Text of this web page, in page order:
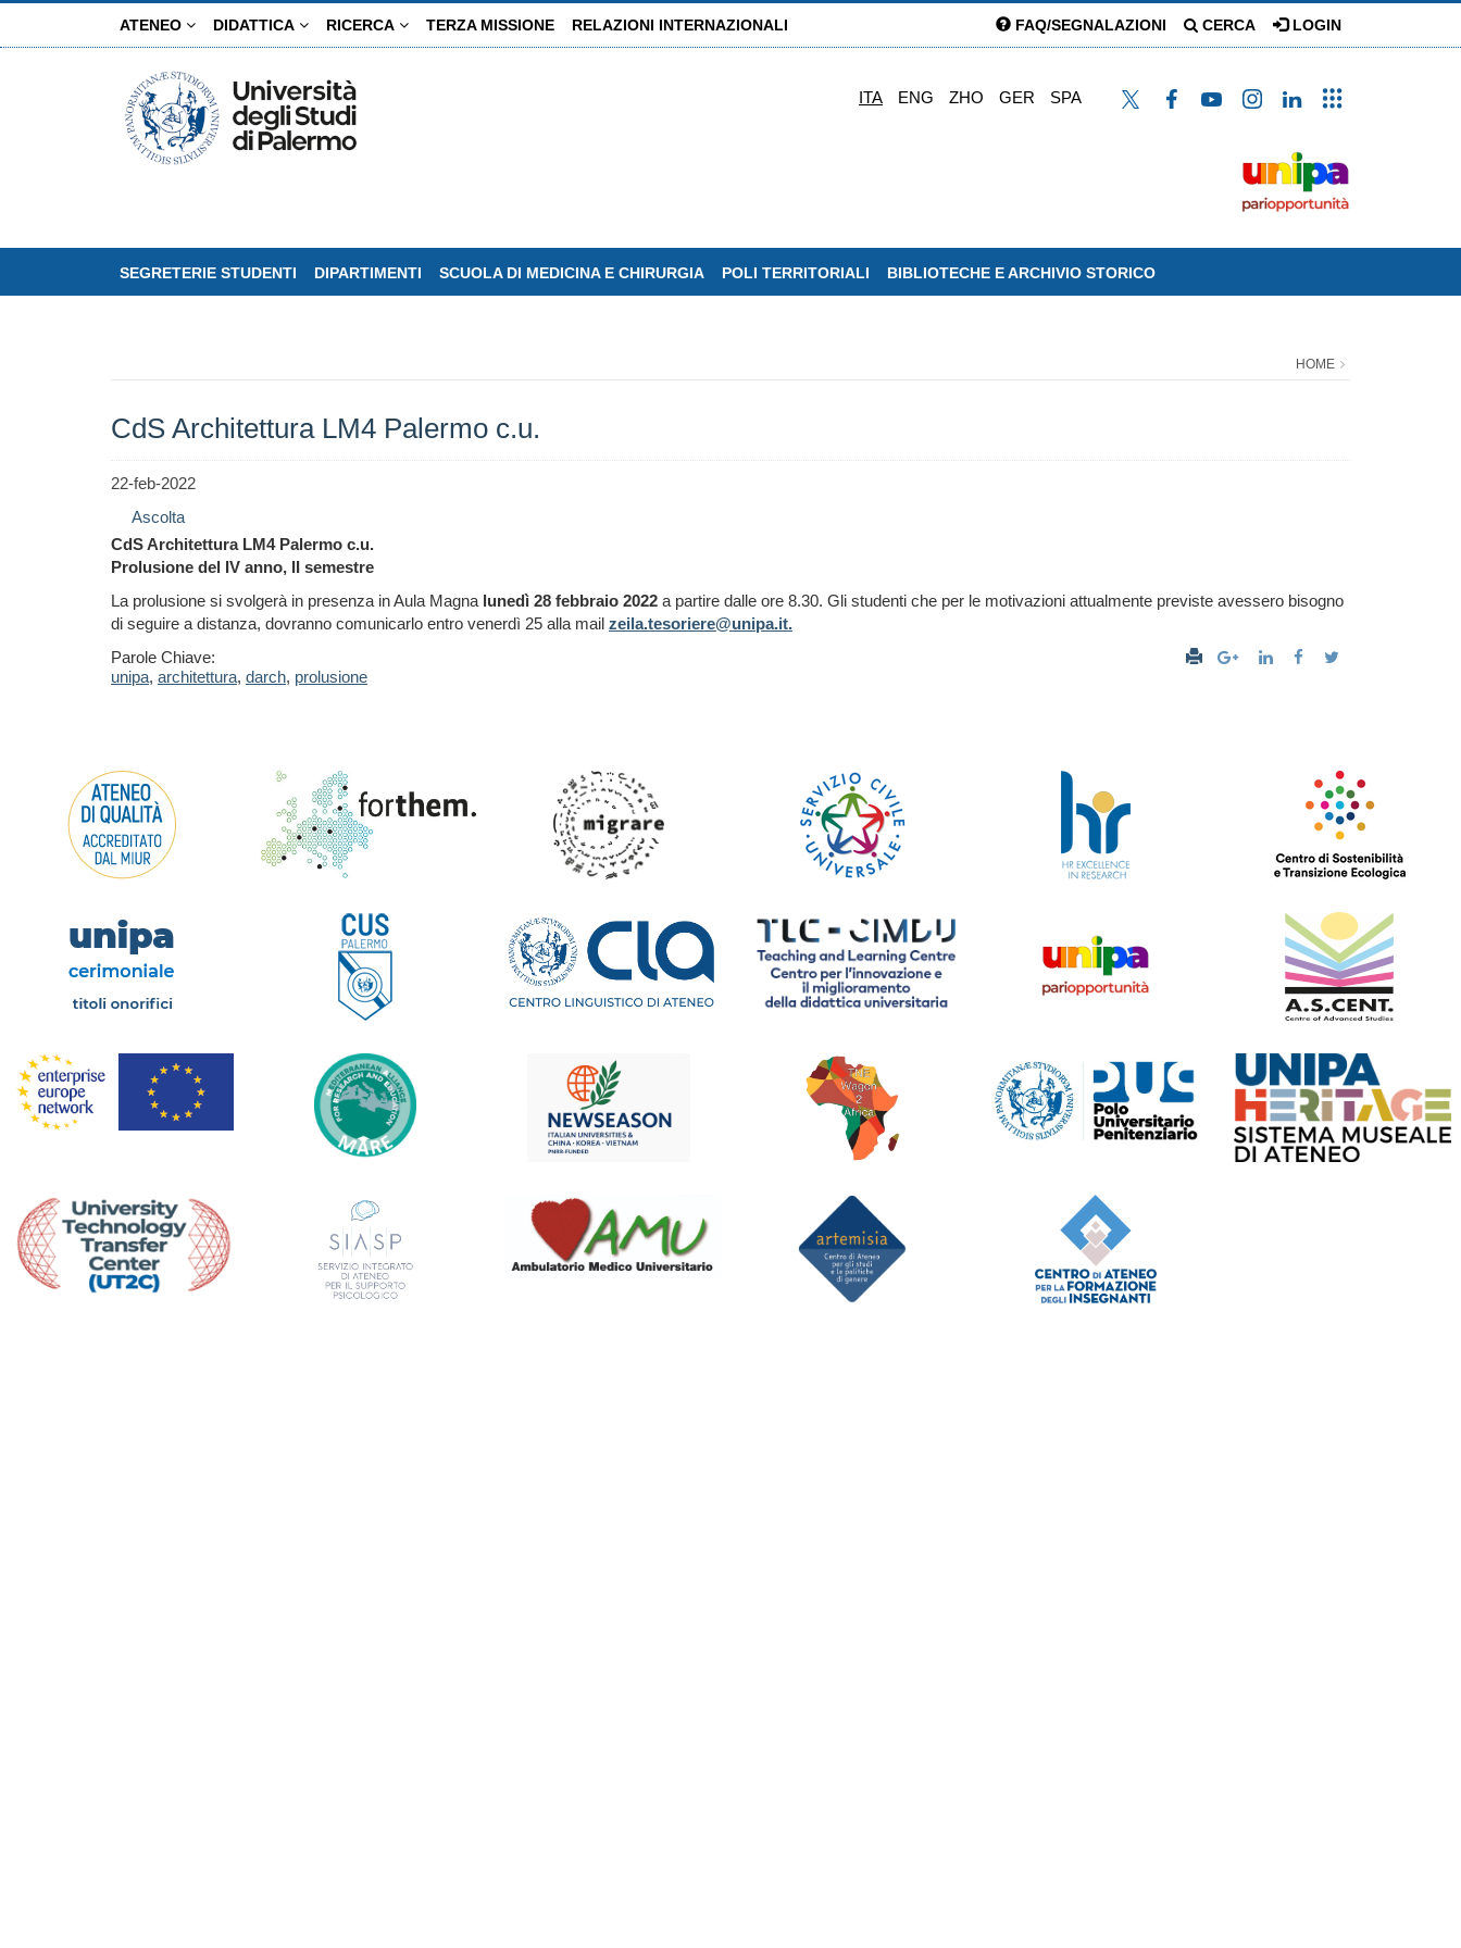
ATENEO DIDATTICA RICERCA TERZA MISSIONE RELAZIONI INTERNAZIONALI FAQ/SEGNALAZIONI CERCA LOGIN
ITA ENG ZHO GER SPA
SEGRETERIE STUDENTI DIPARTIMENTI SCUOLA DI MEDICINA E CHIRURGIA POLI TERRITORIALI BIBLIOTECHE E ARCHIVIO STORICO
HOME
CdS Architettura LM4 Palermo c.u.
22-feb-2022
Ascolta
CdS Architettura LM4 Palermo c.u.
Prolusione del IV anno, II semestre
La prolusione si svolgerà in presenza in Aula Magna lunedì 28 febbraio 2022 a partire dalle ore 8.30. Gli studenti che per le motivazioni attualmente previste avessero bisogno
di seguire a distanza, dovranno comunicarlo entro venerdì 25 alla mail zeila.tesoriere@unipa.it.
Parole Chiave:
unipa, architettura, darch, prolusione